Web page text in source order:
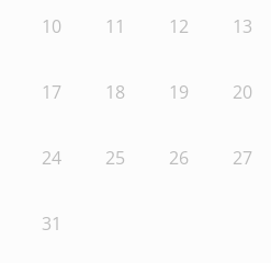
10 11 12 13
17 18 19 20
24 25 26 27
31